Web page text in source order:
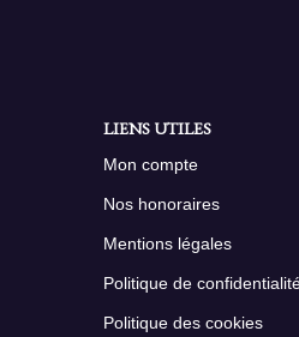
LIENS UTILES
Mon compte
Nos honoraires
Mentions légales
Politique de
Politique des cookies